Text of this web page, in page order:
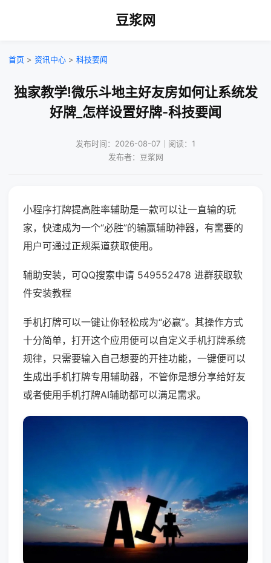
豆浆网
首页 > 资讯中心 > 科技要闻
独家教学!微乐斗地主好友房如何让系统发
好牌_怎样设置好牌-科技要闻
发布时间：2026-08-07｜阅读：1
发布者：豆浆网
小程序打牌提高胜率辅助是一款可以让一直输的玩
家，快速成为一个“必胜”的输赢辅助神器，有需要的
用户可通过正规渠道获取使用。
辅助安装，可QQ搜索申请 549552478 进群获取软
件安装教程
手机打牌可以一键让你轻松成为“必赢”。其操作方式
十分简单，打开这个应用便可以自定义手机打牌系统
规律，只需要输入自己想要的开挂功能，一键便可以
生成出手机打牌专用辅助器，不管你是想分享给好友
或者使用手机打牌AI辅助都可以满足需求。